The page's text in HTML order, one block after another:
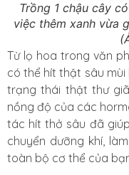
Trồng 1 chậu cây
việc thêm xanh vừa
Từ lọ hoa trong văn
có thể hít thật sâu
trạng thái thật thư
nồng độ của các
tác hít thở sâu đã
chuyển dưỡng khí,
toàn bộ cơ thể của